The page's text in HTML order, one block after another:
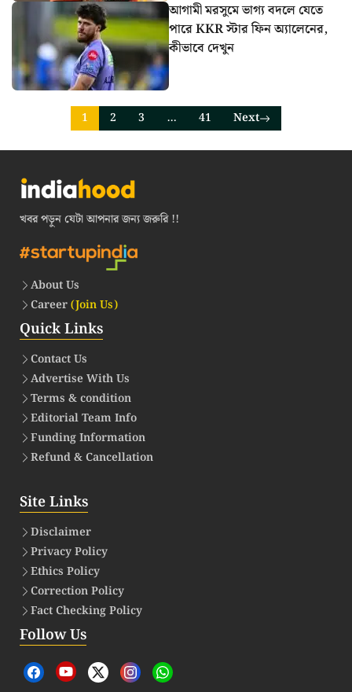
আগামী মরসুমে ভাগ্য বদলে যেতে
পারে KKR স্টার ফিন অ্যালেনের,
কীভাবে দেখুন
1 2 3 … 41 Next
খবর পড়ুন যেটা আপনার জন্য জরুরি !!
About Us
Career(Join Us)
Quick Links
Contact Us
Advertise With Us
Terms & condition
Editorial Team Info
Funding Information
Refund & Cancellation
Site Links
Disclaimer
Privacy Policy
Ethics Policy
Correction Policy
Fact Checking Policy
Follow Us